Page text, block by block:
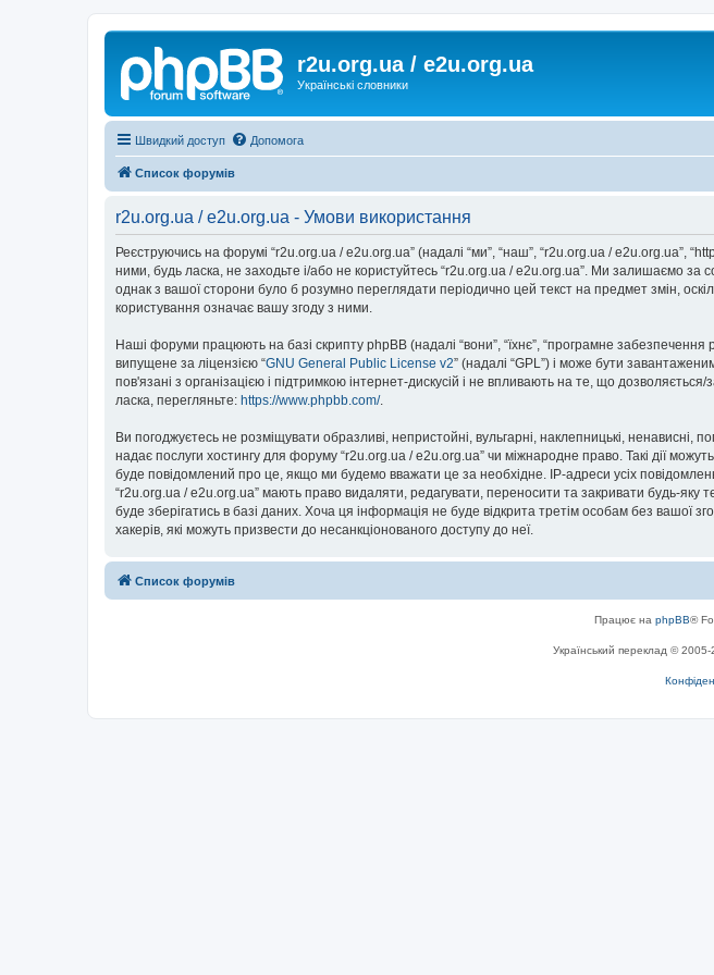
r2u.org.ua / e2u.org.ua
Українські словники
Швидкий доступ Допомога
Список форумів
r2u.org.ua / e2u.org.ua - Умови використання
Реєструючись на форумі “r2u.org.ua / e2u.org.ua” (надалі “ми”, “наш”, “r2u.org.ua / e2u.org.ua”,
ними, будь ласка, не заходьте і/або не користуйтесь “r2u.org.ua / e2u.org.ua”. Ми залишаємо
однак з вашої сторони було б розумно переглядати періодично цей текст на предмет змін,
користування означає вашу згоду з ними.
Наші форуми працюють на базі скрипту phpBB (надалі “вони”, “їхнє”, “програмне
випущене за ліцензією “GNU General Public License v2” (надалі “GPL”) і може бути
пов'язані з організацією і підтримкою інтернет-дискусій і не впливають на те, що
ласка, перегляньте: https://www.phpbb.com/.
Ви погоджуєтесь не розміщувати образливі, непристойні, вульгарні, наклепницькі, ненависні,
надає послуги хостингу для форуму “r2u.org.ua / e2u.org.ua” чи міжнародне право. Такі дії
буде повідомлений про це, якщо ми будемо вважати це за необхідне. IP-адреси усіх
“r2u.org.ua / e2u.org.ua” мають право видаляти, редагувати, переносити та закривати будь-яку
буде зберігатись в базі даних. Хоча ця інформація не буде відкрита третім особам без вашої
хакерів, які можуть призвести до несанкціонованого доступу до неї.
Список форумів
Працює на phpBB®
Український переклад © 2005-